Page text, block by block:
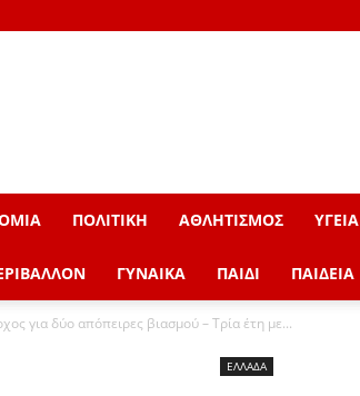
ΠΟΛΙΤΙΚΗ ΑΘΛΗΤΙΣΜΟΣ ΥΓΕΙΑ
ΓΥΝΑΙΚΑ ΠΑΙΔΙ ΠΑΙΔΕΙΑ
για δύο απόπειρες βιασμού – Τρία έτη με...
ΕΛΛΑΔΑ